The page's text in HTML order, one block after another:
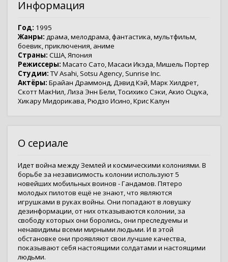
Информация
Год: 1995
Жанры: драма,мелодрама,фантастика,мультфильм,
боевик,приключения, аниме
Страны: США,Япония
Режиссеры: Масато Сато,Масаси Икэда,Мишель Портер
Студии: TV Asahi,Sotsu Agency,Sunrise Inc.
Актёры: Брайан Драммонд,Дэвид Кэй,Марк Хилдрет,
Скотт МакНил,Лиза Энн Бели,Тосихико Сэки,Акио Оцука,
Хикару Мидорикава,Рюдзо Исино,Крис Калун
О сериале
Идет война между Землей и космическими колониями. В
борьбе за независимость колонии используют 5
новейших мобильных воинов - Гандамов. Пятеро
молодых пилотов ещё не знают, что являются
игрушками в руках войны. Они попадают в ловушку
дезинформации, от них отказываются колонии, за
свободу которых они боролись, они преследуемы и
ненавидимы всеми мирными людьми. И в этой
обстановке они проявляют свои лучшие качества,
показывают себя настоящими солдатами и настоящими
людьми.